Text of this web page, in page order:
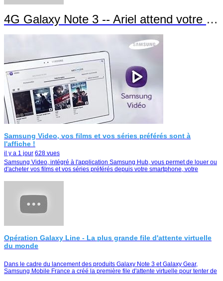
4G Galaxy Note 3 -- Ariel attend votre appel !
Samsung Video, vos films et vos séries préférés sont à
l'affiche !
il y a 1 jour 628 vues
Samsung Video, intégré à l'application Samsung Hub, vous permet de louer ou
d'acheter vos films et vos séries préférés depuis votre smartphone, votre
Opération Galaxy Line - La plus grande file d'attente virtuelle
du monde
Dans le cadre du lancement des produits Galaxy Note 3 et Galaxy Gear,
Samsung Mobile France a créé la première file d'attente virtuelle pour tenter de